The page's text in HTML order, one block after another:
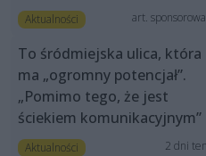
Aktualności art.
To śródmiejska ulica, która
ma „ogromny potencjał”.
„Pomimo tego, że jest
ściekiem komunikacyjnym”
Aktualności 2 dni